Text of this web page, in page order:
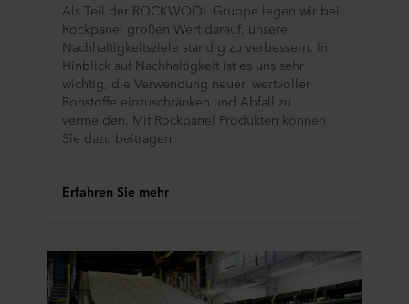
Als Teil der ROCKWOOL Gruppe legen wir bei
Rockpanel großen Wert darauf, unsere
Nachhaltigkeitsziele ständig zu verbessern. Im
Hinblick auf Nachhaltigkeit ist es uns sehr
wichtig, die Verwendung neuer, wertvoller
Rohstoffe einzuschränken und Abfall zu
vermeiden. Mit Rockpanel Produkten können
Sie dazu beitragen.
Erfahren Sie mehr